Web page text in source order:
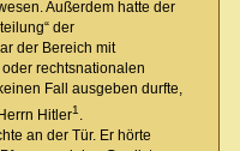
Außerdem hatte der
der
der Bereich mit
rechtsnationalen
Fall ausgeben durfte,
Hitler1 .
an der Tür. Er hörte